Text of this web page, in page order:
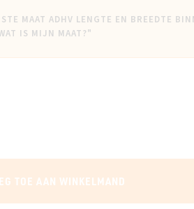
MAAT ADHV LENGTE EN BREEDTE
IS MIJN MAAT?"
TOE AAN WINKELMAND